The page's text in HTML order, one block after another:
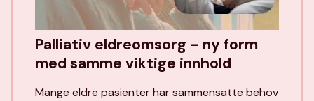
Palliativ eldreomsorg - ny form
med samme viktige innhold
Mange eldre pasienter har sammensatte behov